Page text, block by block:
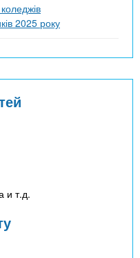
2025 року
и т.д.